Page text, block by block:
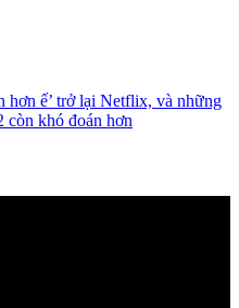
hơn ế’ trở lại Netflix, và những
còn khó đoán hơn